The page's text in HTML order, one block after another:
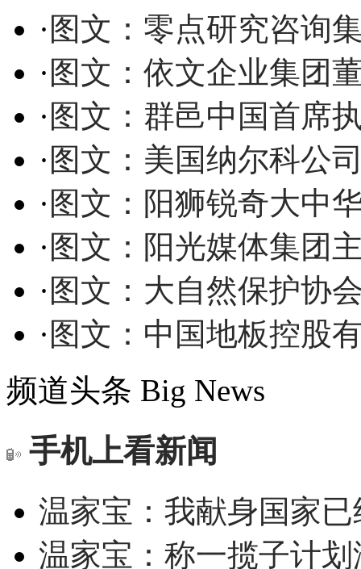
· 图文：零点研究咨询
· 图文：依文企业集团
· 图文：群邑中国首席
· 图文：美国纳尔科公
· 图文：阳狮锐奇大中
· 图文：阳光媒体集团
· 图文：大自然保护协
· 图文：中国地板控股
频道头条 Big News
手机上看新闻
温家宝：我献身国家
温家宝：称一揽子计